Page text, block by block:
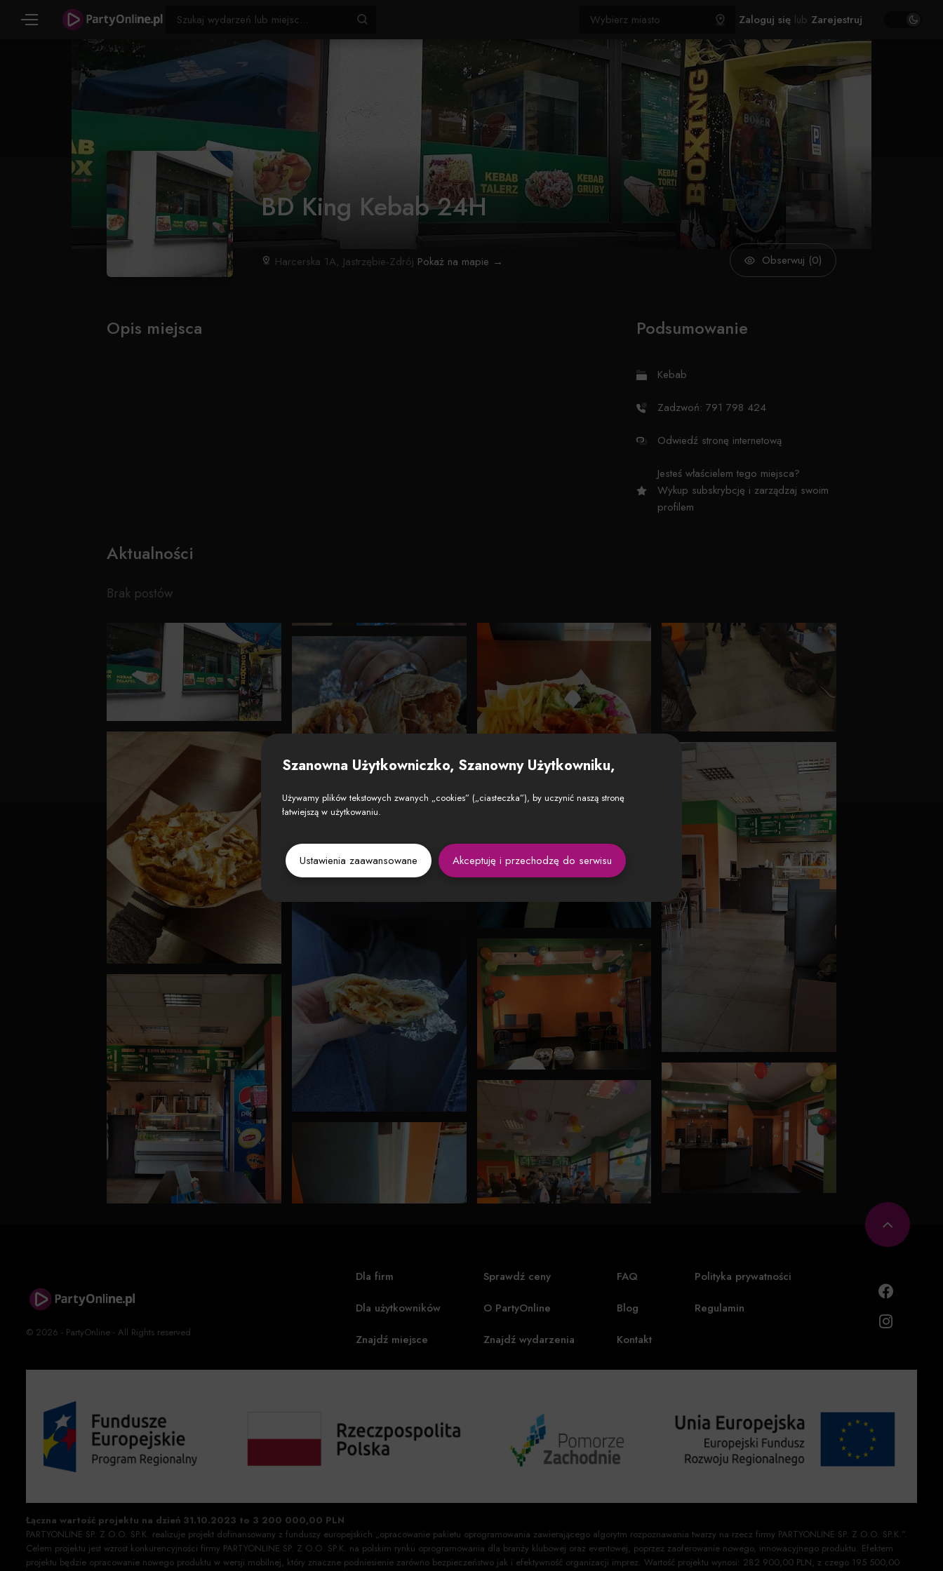
Zaloguj się lub Zarejestruj
BD King Kebab 24H
Harcerska 1A, Jastrzębie-Zdrój Pokaż na mapie → Obserwuj (0)
Opis miejsca Podsumowanie
Kebab
Zadzwoń: 791 798 424
Odwiedź stronę internetową
Jesteś właścielem tego miejsca?
Wykup subskrybcję i zarządzaj swoim
profilem
Aktualności
Brak postów
© 2026 - PartyOnline - All Rights reserved
Dla firm
Dla użytkowników
Znajdź miejsce
Sprawdź ceny
O PartyOnline
Znajdź wydarzenia
FAQ
Blog
Kontakt
Polityka prywatności
Regulamin
Łączna wartość projektu na dzień 31.10.2023 to 3 200 000,00 PLN
PARTYONLINE SP. Z O.O. SP.K. realizuje projekt dofinansowany z funduszy europejskich „opracowanie pakietu oprogramowania zawierającego algorytm rozpoznawania twarzy na rzecz firmy PARTYONLINE SP. Z O.O. SP.K.”.
Celem projektu jest wzrost konkurencyjności firmy PARTYONLINE SP. Z O.O. SP.K. na polskim rynku oprogramowania dla branży klubowej oraz eventowej, poprzez zaoferowanie nowego, innowacyjnego produktu. Efektem
projektu będzie opracowanie nowego produktu w wersji mobilnej, który znaczne podniesienie zarówno bezpieczeństwo jak i efektywność organizacji imprez. Wartość projektu wynosi: 282 900,00 PLN, z czego 195 500,00
Szanowna Użytkowniczko, Szanowny Użytkowniku,
Używamy plików tekstowych zwanych „cookies” („ciasteczka”), by uczynić naszą stronę
łatwiejszą w użytkowaniu.
Ustawienia zaawansowane Akceptuję i przechodzę do serwisu